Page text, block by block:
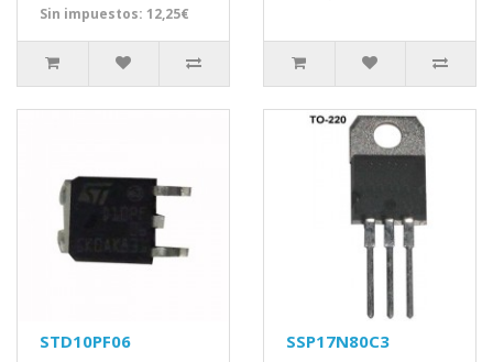
Sin impuestos: 12,25€
STD10PF06 SSP17N80C3